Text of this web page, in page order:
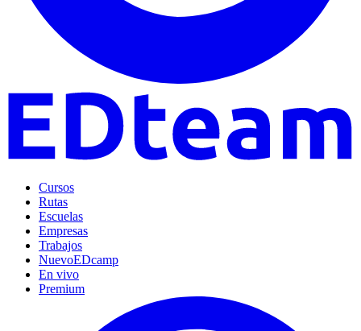
Cursos
Rutas
Escuelas
Empresas
Trabajos
NuevoEDcamp
En vivo
Premium